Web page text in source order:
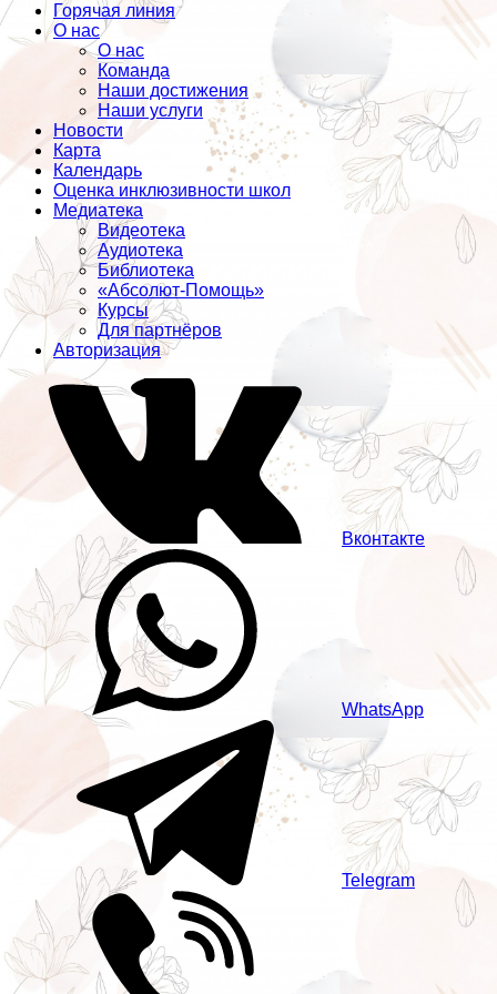
Горячая линия
О нас
О нас
Команда
Наши достижения
Наши услуги
Новости
Карта
Календарь
Оценка инклюзивности школ
Медиатека
Видеотека
Аудиотека
Библиотека
«Абсолют-Помощь»
Курсы
Для партнёров
Авторизация
Вконтакте
WhatsApp
Telegram